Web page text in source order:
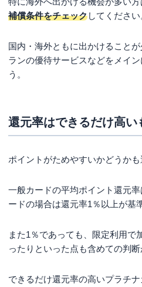
補償条件をチェックしてください
国内・海外ともに出かけること
ランの優待サービスなどをメイ
う。
還元率はできるだけ高い
ポイントがためやすいかどうかも
一般カードの平均ポイント還元
ードの場合は還元率1％以上が基
また1％であっても、限定利用で
ったりといった点も含めての判断
できるだけ還元率の高いプラチ